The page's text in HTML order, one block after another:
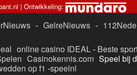
| Ontwikkeling:
- GelreNieuws -
online casino IDEAL- Beste
Casinokennis.com Speel bij
op f1 -speelnl